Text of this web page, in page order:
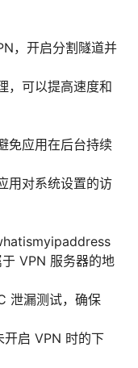
，开启分割隧道并
，可以提高速度和
免应用在后台持续
用对系统设置的访
VPN 服务器的地
泄漏测试，确保
启 VPN 时的下